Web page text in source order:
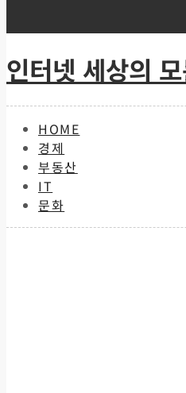
인터넷 세상의
HOME
경제
부동산
IT
문화